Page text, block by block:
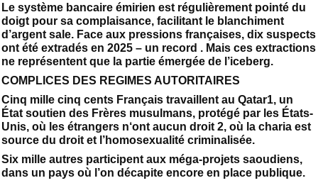
Le système bancaire émirien est régulièrement pointé du
doigt pour sa complaisance, facilitant le blanchiment
d’argent sale. Face aux pressions françaises, dix suspects
ont été extradés en 2025 – un record . Mais ces extractions
ne représentent que la partie émergée de l’iceberg.
COMPLICES DES REGIMES AUTORITAIRES
Cinq mille cinq cents Français travaillent au Qatar1, un
État soutien des Frères musulmans, protégé par les États-
Unis, où les étrangers n‘ont aucun droit 2, où la charia est
source du droit et l’homosexualité criminalisée.
Six mille autres participent aux méga-projets saoudiens,
dans un pays où l’on décapite encore en place publique.